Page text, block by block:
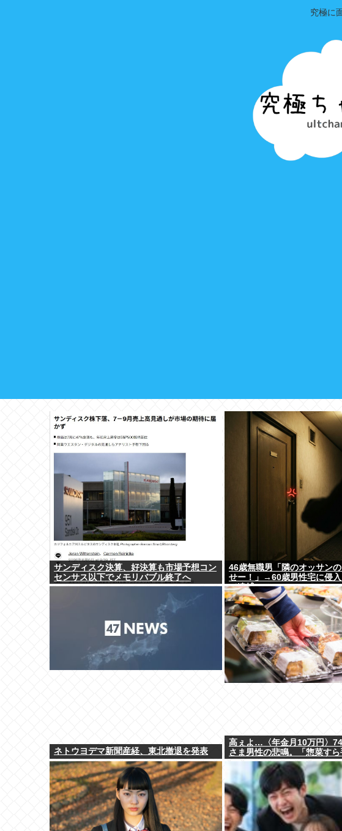
究極に
サンディスク決算、好決算も市場予想コン
センサス以下でメモリバブル終了へ
46歳無職男「隣のオッサン
せー！」→60歳男性宅に侵入
て逮捕
ネトウヨデマ新聞産経、東北撤退を発表
高ぇよ…〈年金月10万円〉
さま男性の悲鳴。「惣菜すら